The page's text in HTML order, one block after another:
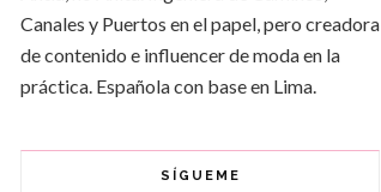
Canales y Puertos en el papel, pero creadora
de contenido e influencer de moda en la
práctica. Española con base en Lima.
SÍGUEME